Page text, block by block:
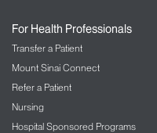
For Health Professionals
Transfer a Patient
Mount Sinai Connect
Refer a Patient
Nursing
Hospital Sponsored Programs